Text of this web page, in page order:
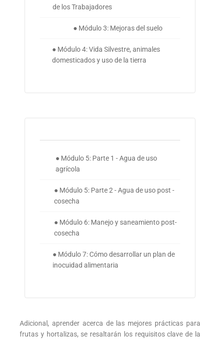
de los Trabajadores
● Módulo 3: Mejoras del suelo
● Módulo 4: Vida Silvestre, animales
domesticados y uso de la tierra
● Módulo 5: Parte 1 - Agua de uso
agrícola
● Módulo 5: Parte 2 - Agua de uso post -
cosecha
● Módulo 6: Manejo y saneamiento post-
cosecha
● Módulo 7: Cómo desarrollar un plan de
inocuidad alimentaria
Adicional, aprender acerca de las mejores prácticas para
frutas y hortalizas, se resaltarán los requisitos clave de la